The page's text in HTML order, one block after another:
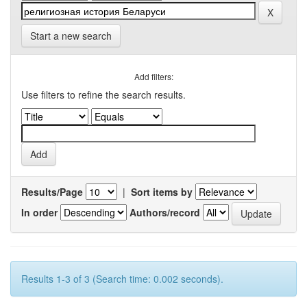
Start a new search
Add filters:
Use filters to refine the search results.
Results/Page | Sort items by
In order
Authors/record
Results 1-3 of 3 (Search time: 0.002 seconds).